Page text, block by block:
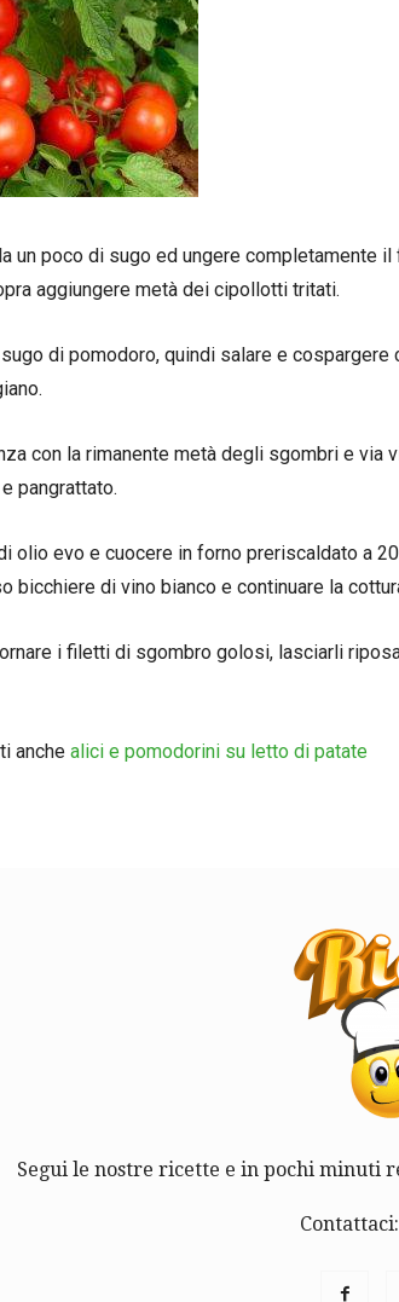
un poco di sugo ed ungere completamente
aggiungere metà dei cipollotti tritati.
di pomodoro, quindi salare e cospargere
con la rimanente metà degli sgombri e via
pangrattato.
olio evo e cuocere in forno preriscaldato a
bicchiere di vino bianco e continuare la
i filetti di sgombro golosi, lasciarli
anche alici e pomodorini su letto di patate
Segui le nostre ricette e in pochi
Contattaci: